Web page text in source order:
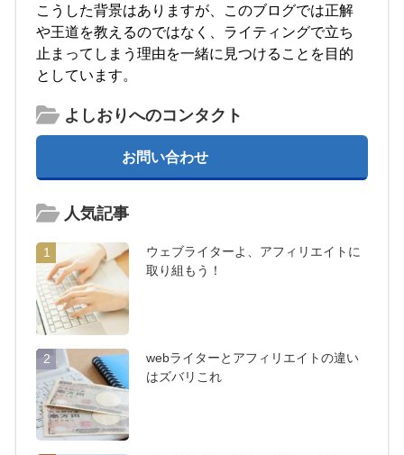
こうした背景はありますが、このブログでは正解
や王道を教えるのではなく、ライティングで立ち
止まってしまう理由を一緒に見つけることを目的
としています。
よしおりへのコンタクト
お問い合わせ
人気記事
1
ウェブライターよ、アフィリエイトに
取り組もう！
2
webライターとアフィリエイトの違い
はズバリこれ